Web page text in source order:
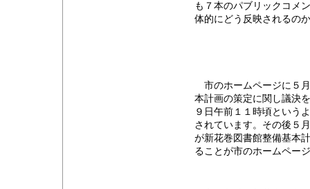
も７本のパブリックコメ
体的にどう反映されるの
市のホームページに５
本計画の策定に関し議決
９日午前１１時頃という
されています。その後５
が新花巻図書館整備基本
ることが市のホームペー